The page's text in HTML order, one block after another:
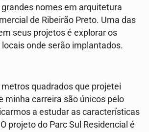
nomes em arquitetura
de Ribeirão Preto. Uma das
seus projetos é explorar os
onde serão implantados.
metros quadrados que projetei
minha carreira são únicos pelo
a estudar as características
projeto do Parc Sul Residencial é